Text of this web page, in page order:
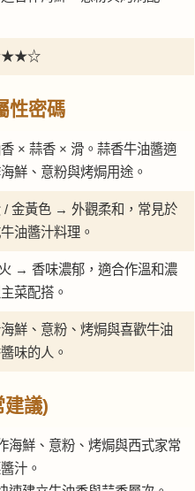
性密碼
× 蒜香 × 滑。蒜香牛油醬適
鮮、意粉與烤焗用途。
/ 金黃色 → 外觀柔和，常見於
油醬汁料理。
→ 香味濃郁，適合作溫和濃
菜配搭。
鮮、意粉、烤焗與喜歡牛油
味的人。
議)
海鮮、意粉、烤焗與西式家常
汁。